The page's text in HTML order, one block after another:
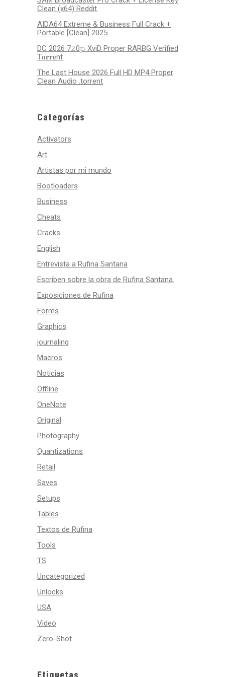
Clean (x64) Reddit
AIDA64 Extreme & Business Full Crack +
Portable [Clean] 2025
DC 2026 7𝟸0𝚙 XviD Proper RARBG Verified
T𝐨𝐫𝐫𝐞nt
The Last House 2026 Full HD MP4 Proper
Clean Audio .torrent
Categorías
Activators
Art
Artistas por mi mundo
Bootloaders
Business
Cheats
Cracks
English
Entrevista a Rufina Santana
Escriben sobre la obra de Rufina Santana.
Exposiciones de Rufina
Forms
Graphics
journaling
Macros
Noticias
Offline
OneNote
Original
Photography
Quantizations
Retail
Saves
Setups
Tables
Textos de Rufina
Tools
TS
Uncategorized
Unlocks
USA
Video
Zero-Shot
Etiquetas